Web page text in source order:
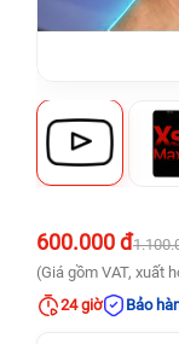
600.000 đ
(Giá gồm VAT, xuất
24 giờ
Bảo